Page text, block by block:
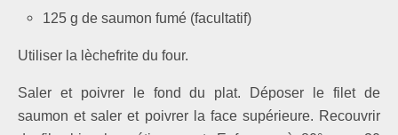
125 g de saumon fumé (facultatif)
Utiliser la lèchefrite du four.
Saler et poivrer le fond du plat. Déposer le filet de
saumon et saler et poivrer la face supérieure. Recouvrir